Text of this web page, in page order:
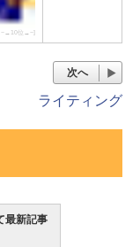
位→−]
次へ
ライティング
最新記事